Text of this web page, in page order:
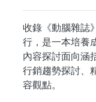
收錄《動腦雜誌
行，是一本培養
內容探討面向涵
行銷趨勢探討、
容觀點。